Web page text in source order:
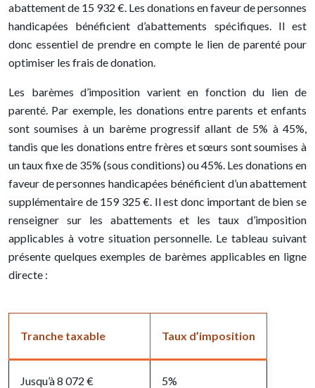
abattement de 15 932 €. Les donations en faveur de personnes
handicapées bénéficient d’abattements spécifiques. Il est
donc essentiel de prendre en compte le lien de parenté pour
optimiser les frais de donation.
Les barèmes d’imposition varient en fonction du lien de
parenté. Par exemple, les donations entre parents et enfants
sont soumises à un barème progressif allant de 5% à 45%,
tandis que les donations entre frères et sœurs sont soumises à
un taux fixe de 35% (sous conditions) ou 45%. Les donations en
faveur de personnes handicapées bénéficient d’un abattement
supplémentaire de 159 325 €. Il est donc important de bien se
renseigner sur les abattements et les taux d’imposition
applicables à votre situation personnelle. Le tableau suivant
présente quelques exemples de barèmes applicables en ligne
directe :
Tranche taxable Taux d’imposition
Jusqu’à 8 072 € 5%